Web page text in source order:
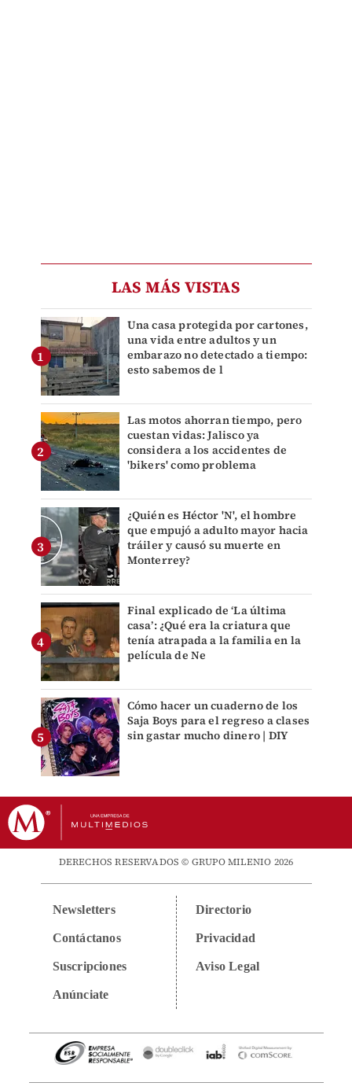
LAS MÁS VISTAS
Una casa protegida por cartones,
una vida entre adultos y un
embarazo no detectado a tiempo:
esto sabemos de l
Las motos ahorran tiempo, pero
cuestan vidas: Jalisco ya
considera a los accidentes de
'bikers' como problema
¿Quién es Héctor 'N', el hombre
que empujó a adulto mayor hacia
tráiler y causó su muerte en
Monterrey?
Final explicado de ‘La última
casa’: ¿Qué era la criatura que
tenía atrapada a la familia en la
película de Ne
Cómo hacer un cuaderno de los
Saja Boys para el regreso a clases
sin gastar mucho dinero | DIY
DERECHOS RESERVADOS © GRUPO MILENIO 2026
Newsletters
Contáctanos
Suscripciones
Anúnciate
Directorio
Privacidad
Aviso Legal